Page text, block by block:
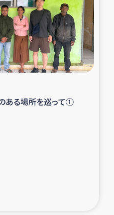
者支援事業
帰還民の生活再建支援
リア難民支援事業
シの地震・津波被災者支援
フナ県干物事業
ある場所を巡って①